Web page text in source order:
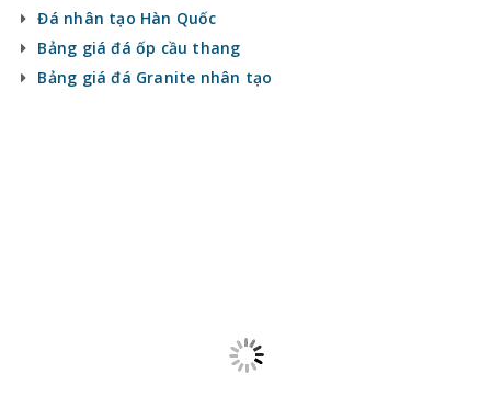
Đá nhân tạo Hàn Quốc
Bảng giá đá ốp cầu thang
Bảng giá đá Granite nhân tạo